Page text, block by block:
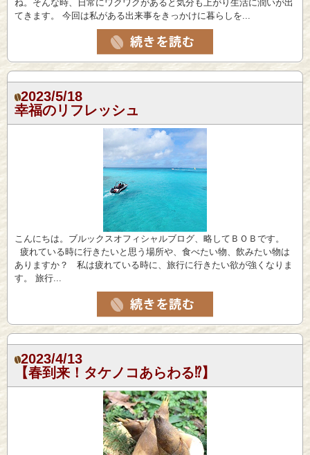
ね。そんな時、日常にワクワクがあると気分も上がり生活に潤いが出
てきます。 今回は私がある出来事をきっかけに暮らしを...
2023/5/18
幸福のリフレッシュ
こんにちは。ブルックスオフィシャルブログ、略してＢＯＢです。
疲れている時に行きたいと思う場所や、食べたい物、飲みたい物は
ありますか？ 私は疲れている時に、旅行に行きたい欲が強くなりま
す。 旅行...
2023/4/13
【春到来！タケノコあらわる⁉︎】